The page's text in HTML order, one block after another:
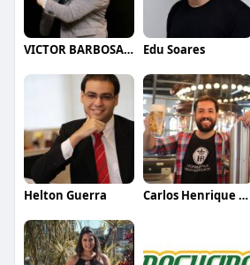
VICTOR BARBOSA QUARANTA Edu Soares
Helton Guerra Carlos Henrique de Faria Vasconcelos